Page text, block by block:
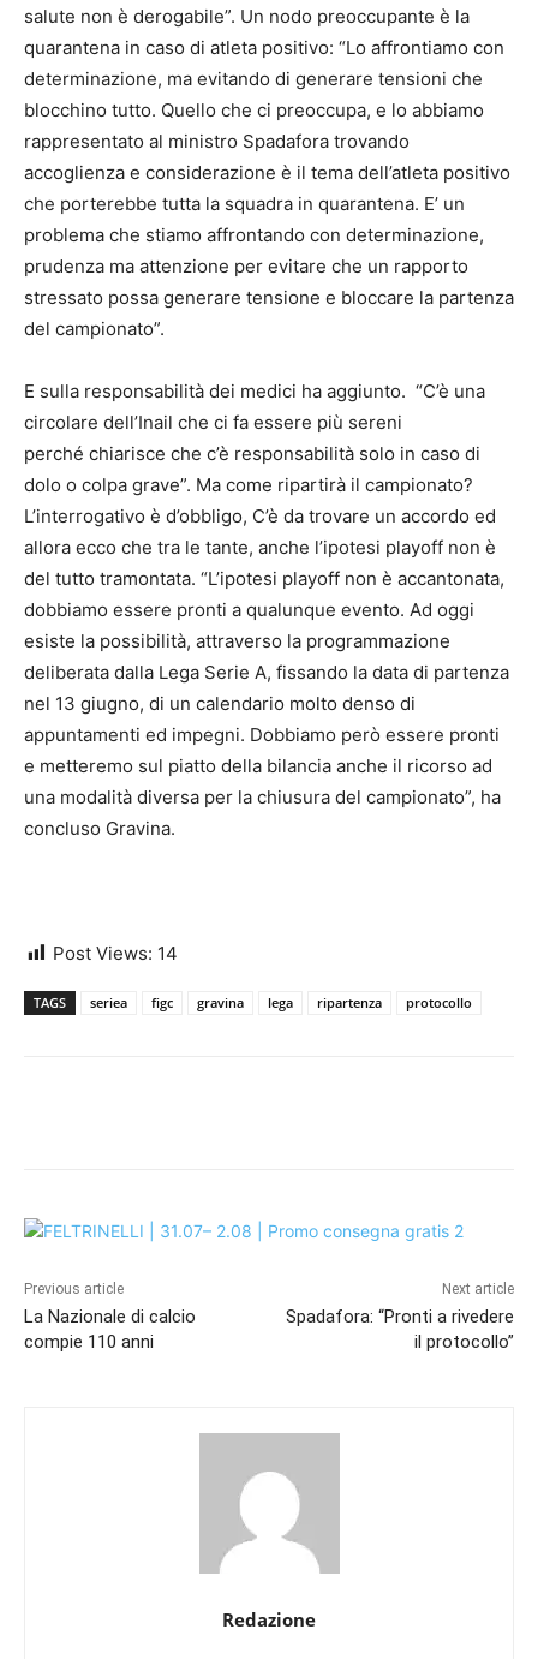
salute non è derogabile”. Un nodo preoccupante è la
quarantena in caso di atleta positivo: “Lo affrontiamo con
determinazione, ma evitando di generare tensioni che
blocchino tutto. Quello che ci preoccupa, e lo abbiamo
rappresentato al ministro Spadafora trovando
accoglienza e considerazione è il tema dell’atleta positivo
che porterebbe tutta la squadra in quarantena. E’ un
problema che stiamo affrontando con determinazione,
prudenza ma attenzione per evitare che un rapporto
stressato possa generare tensione e bloccare la partenza
del campionato”.
E sulla responsabilità dei medici ha aggiunto. “C’è una
circolare dell’Inail che ci fa essere più sereni
perché chiarisce che c’è responsabilità solo in caso di
dolo o colpa grave”. Ma come ripartirà il campionato?
L’interrogativo è d’obbligo, C’è da trovare un accordo ed
allora ecco che tra le tante, anche l’ipotesi playoff non è
del tutto tramontata. “L’ipotesi playoff non è accantonata,
dobbiamo essere pronti a qualunque evento. Ad oggi
esiste la possibilità, attraverso la programmazione
deliberata dalla Lega Serie A, fissando la data di partenza
nel 13 giugno, di un calendario molto denso di
appuntamenti ed impegni. Dobbiamo però essere pronti
e metteremo sul piatto della bilancia anche il ricorso ad
una modalità diversa per la chiusura del campionato”, ha
concluso Gravina.
Post Views: 14
TAGS seriea figc gravina lega ripartenza protocollo
Previous article
La Nazionale di calcio
compie 110 anni
Next article
Spadafora: “Pronti a rivedere
il protocollo”
Redazione